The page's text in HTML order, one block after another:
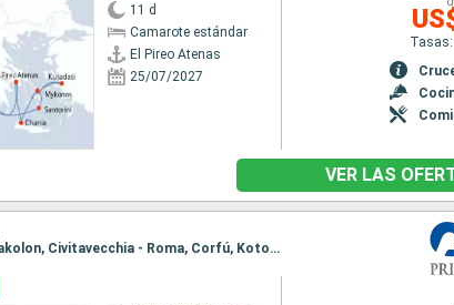
11 d
Camarote estándar
El Pireo Atenas
25/07/2027
VER LAS
Itinerario : Civitavecchia - Roma, Salerno, Santoríni, Kusadasi, Katakolon, Civitavecchia - Roma, Corfú, Kotor, Dubrovnik, Nápoles, Civitavecchia - Roma